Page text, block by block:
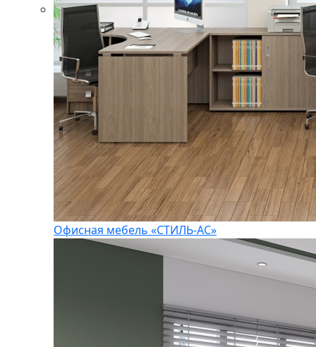
Офисная мебель «СТИЛЬ-АС»